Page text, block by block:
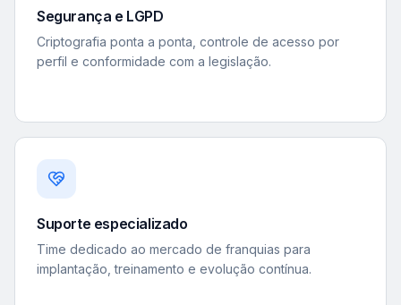
Segurança e LGPD
Criptografia ponta a ponta, controle de acesso por
perfil e conformidade com a legislação.
Suporte especializado
Time dedicado ao mercado de franquias para
implantação, treinamento e evolução contínua.